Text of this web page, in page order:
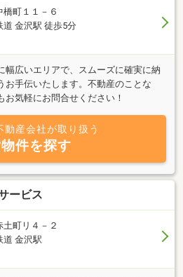
たします。すべては、お客様に「相
った」と心から感じていただくため
満足を何よりも大切にしています。
町１１－６
道 金沢駅 徒歩5分
幅広いエリアで、スムーズに確実に納
お手伝いたします。不動産のことな
お気軽にお問合せください！
動産会社が取り扱う
件を探す
ービス
町リ４－２
道 金沢駅